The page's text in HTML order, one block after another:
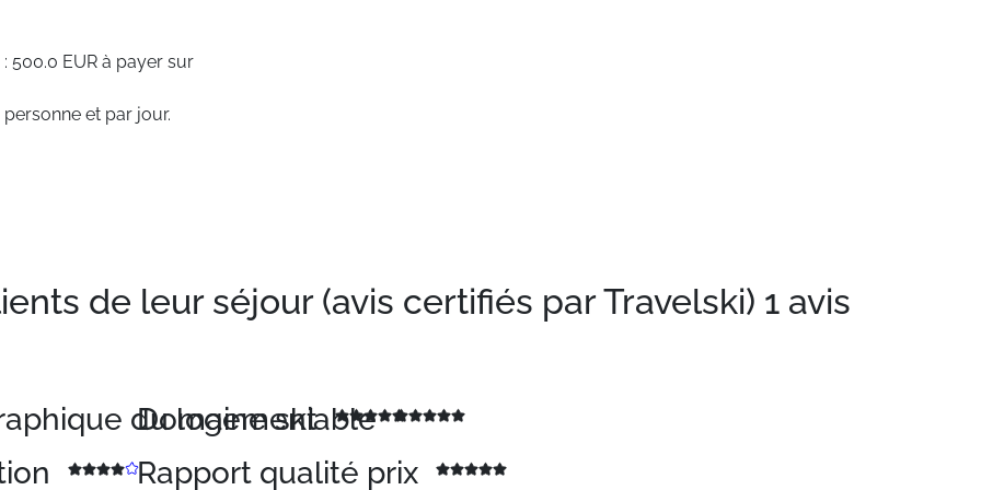
500.0 EUR à payer sur
personne et par jour.
de leur séjour (avis certifiés par Travelski) 1 avis
du logement
Domaine skiable
Rapport qualité prix